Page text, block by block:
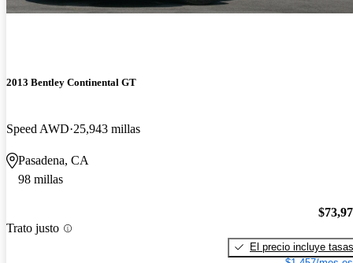
2013 Bentley Continental GT
Speed AWD 25,943 millas
Pasadena, CA
98 millas
Trato justo
El precio incluye tasas